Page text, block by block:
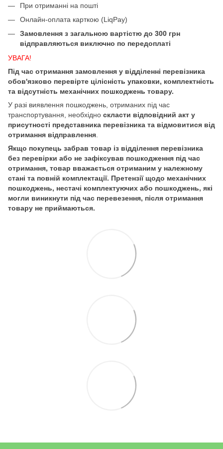
При отриманні на пошті
Онлайн-оплата карткою (LiqPay)
Замовлення з загальною вартістю до 300 грн
відправляються виключно по передоплаті
УВАГА!
Під час отримання замовлення у відділенні перевізника
обов'язково перевірте цілісність упаковки, комплектність
та відсутність механічних пошкоджень товару.
У разі виявлення пошкоджень, отриманих під час
транспортування, необхідно скласти відповідний акт у
присутності представника перевізника та відмовитися від
отримання відправлення
Якщо покупець забрав товар із відділення перевізника
без перевірки або не зафіксував пошкодження під час
отримання, товар вважається отриманим у належному
стані та повній комплектації. Претензії щодо механічних
пошкоджень, нестачі комплектуючих або пошкоджень, які
могли виникнути під час перевезення, після отримання
товару не приймаються.